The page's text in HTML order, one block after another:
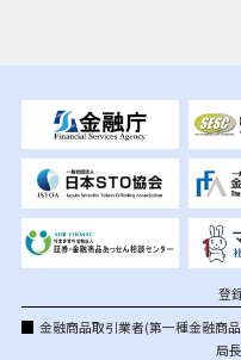
登
金融商品取引業者(第一種金融商
局